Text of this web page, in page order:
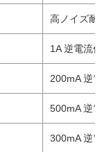
高ノイズ耐
1A 逆電流保
200mA 逆電
500mA 逆電
300mA 逆電